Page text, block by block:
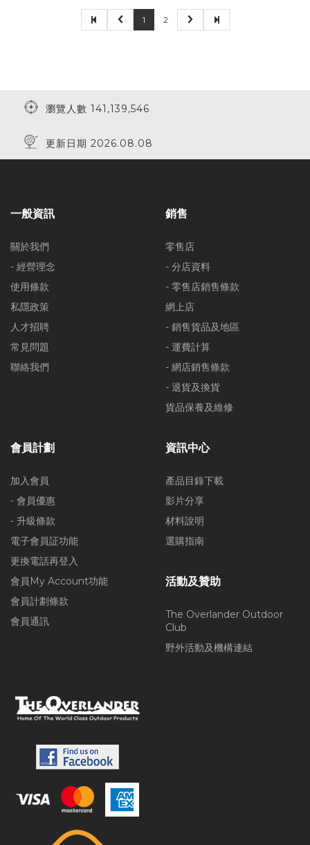
1 2
瀏覽人數 141,139,546
更新日期 2026.08.08
一般資訊
關於我們
- 經營理念
使用條款
私隱政策
人才招聘
常見問題
聯絡我們
銷售
零售店
- 分店資料
- 零售店銷售條款
網上店
- 銷售貨品及地區
- 運費計算
- 網店銷售條款
- 退貨及換貨
貨品保養及維修
會員計劃
加入會員
- 會員優惠
- 升級條款
電子會員証功能
更換電話再登入
會員My Account功能
會員計劃條款
會員通訊
資訊中心
產品目錄下載
影片分享
材料說明
選購指南
活動及贊助
The Overlander Outdoor
Club
野外活動及機構連結